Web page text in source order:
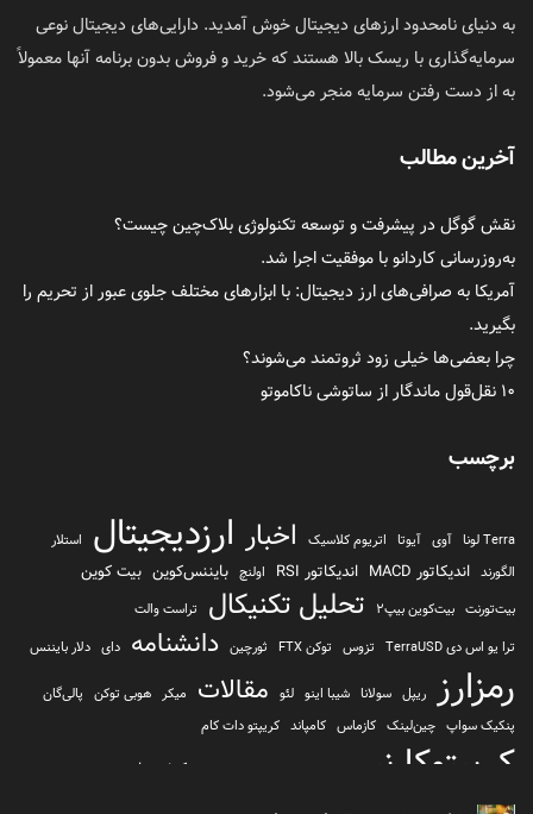
به دنیای نامحدود ارزهای دیجیتال خوش آمدید. دارایی‌های دیجیتال نوعی
سرمایه‌گذاری با ریسک بالا هستند که خرید و فروش بدون برنامه آنها معمولاً
به از دست رفتن سرمایه منجر می‌شود.
آخرین مطالب
نقش گوگل در پیشرفت و توسعه تکنولوژی بلاک‌چین چیست؟
به‌روزرسانی کاردانو با موفقیت اجرا شد.
آمریکا به صرافی‌های ارز دیجیتال: با ابزارهای مختلف جلوی عبور از تحریم را
بگیرید.
چرا بعضی‌ها خیلی زود ثروتمند می‌شوند؟
۱۰ نقل‌قول ماندگار از ساتوشی ناکاموتو
برچسب
Terra لونا آوی آیوتا اتریوم کلاسیک اخبار ارزدیجیتال
استلار
الگورند اندیکاتور MACD اندیکاتور RSI اولنچ بایننس‌کوین بیت کوین
بیت‌تورنت بیت‌کوین بیپ2 تحلیل تکنیکال
تراست والت
ترا یو اس دی TerraUSD
تزوس توکن FTX ثورچین دانشنامه دای دلار بایننس
رمزارز ریپل سولانا شیبا اینو لئو مقالات میکر هوبی توکن پالی‌گان
پنکیک سواپ چین‌لینک کازماس کامپاند کریپتو دات کام
کریپتوکارنسی کیف پول
کیف پول تراست والت